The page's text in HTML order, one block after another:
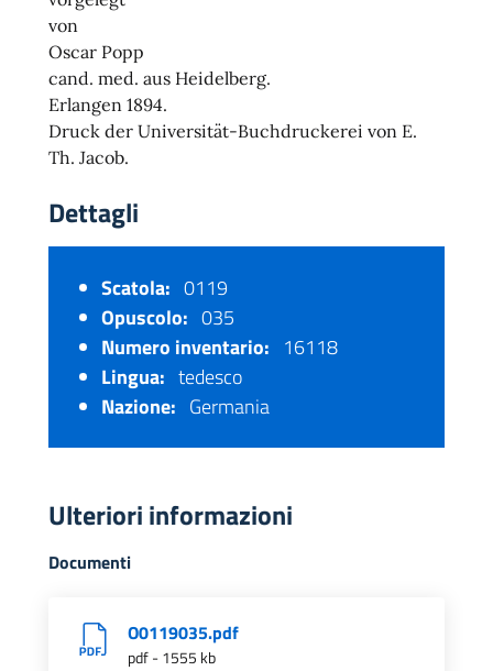
von
Oscar Popp
cand. med. aus Heidelberg.
Erlangen 1894.
Druck der Universität-Buchdruckerei von E.
Th. Jacob.
Dettagli
Scatola: 0119
Opuscolo: 035
Numero inventario: 16118
Lingua: tedesco
Nazione: Germania
Ulteriori informazioni
Documenti
O0119035.pdf
pdf - 1555 kb